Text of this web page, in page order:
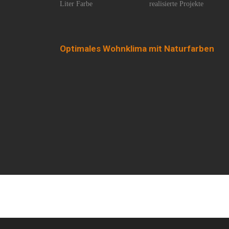
Liter Farbe realisierte Projekte
Optimales Wohnklima mit Naturfarben